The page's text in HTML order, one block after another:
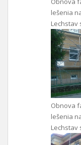
lešenia
Lechstav
Obnova
lešenia
Lechstav